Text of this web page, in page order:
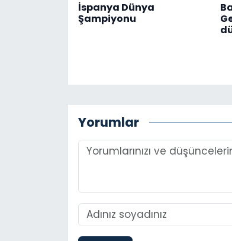
İspanya Dünya
Şampiyonu
Yorumlar